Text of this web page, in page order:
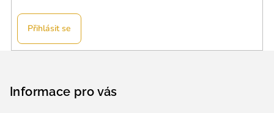
Přihlásit se
Informace pro vás